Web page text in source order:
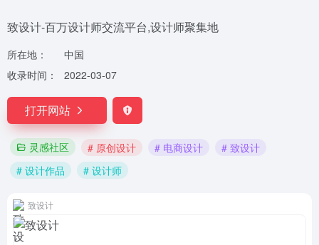
致设计-百万设计师交流平台,设计师聚集地
所在地：
中国
收录时间：
2022-03-07
打开网站
灵感社区 # 原创设计 # 电商设计
# 致设计
# 设计作品
# 设计师
致设计